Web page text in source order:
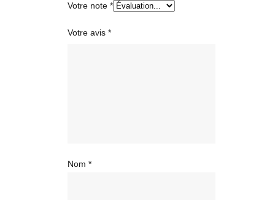
Votre note *
Votre avis *
Nom *